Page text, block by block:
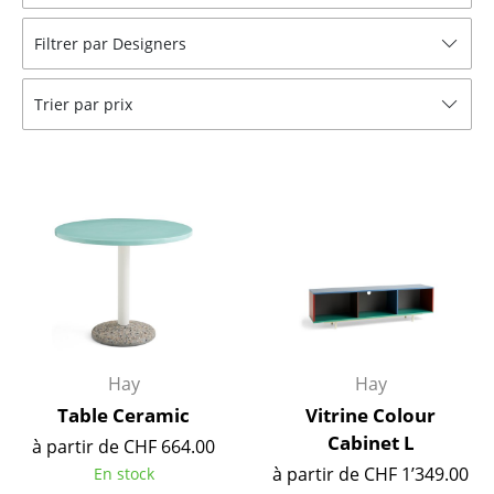
Bancs & Chaises longues
Poufs poires
Chaises à bascule
Chaises de conférence
Fauteuils de direction
Pièces détachées
... voir tous les sièges
Filtrer par Designers
Trier par prix
Hay
Table Ceramic
à partir de CHF 664.00
En stock
Hay
Vitrine Colour
Cabinet L
à partir de CHF 1’349.00